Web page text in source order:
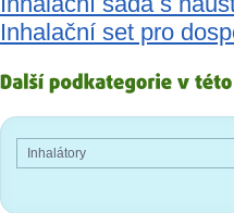
Inhalační set pro